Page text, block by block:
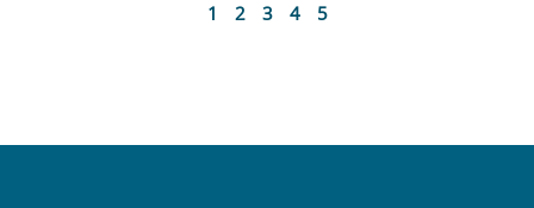
1 2 3 4 5